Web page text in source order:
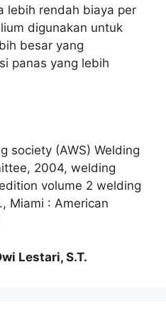
lebih rendah biaya per
digunakan untuk
besar yang
panas yang lebih
society (AWS) Welding
2004, welding
volume 2 welding
Miami : American
Lestari, S.T.